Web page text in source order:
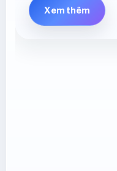
Xem thêm